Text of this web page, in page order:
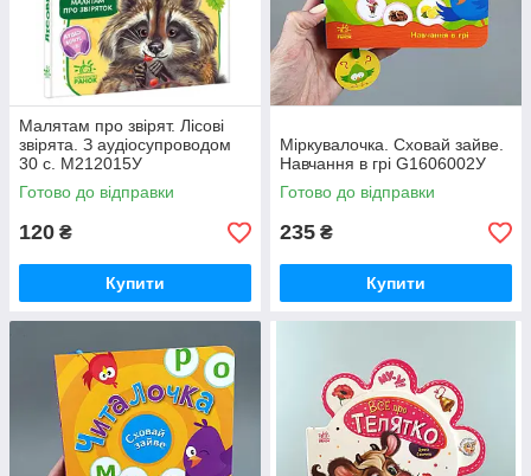
Малятам про звірят. Лісові
звірята. З аудіосупроводом
30 с. М212015У
Готово до відправки
120 ₴
Купити
Міркувалочка. Сховай зайве.
Навчання в грі G1606002У
Готово до відправки
235 ₴
Купити